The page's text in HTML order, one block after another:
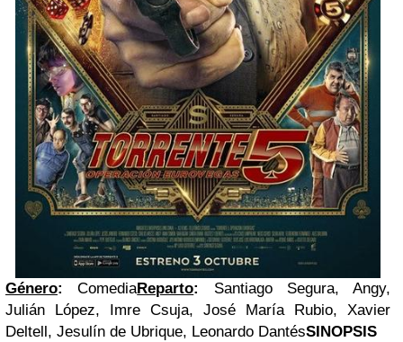
Género: ComediaReparto:
Santiago Segura, Angy,
Julián López, Imre Csuja, José María Rubio, Xavier
Deltell, Jesulín de Ubrique, Leonardo DantésSINOPSIS